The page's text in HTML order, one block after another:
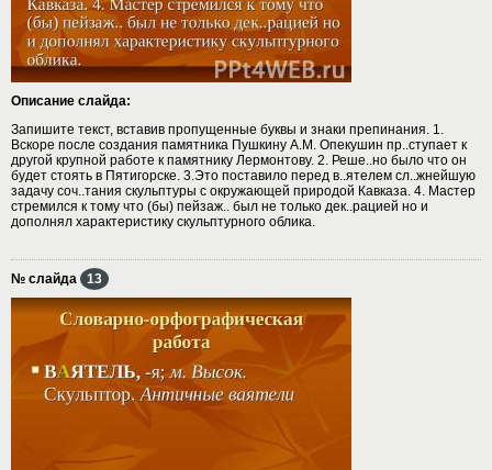
Описание слайда:
Запишите текст, вставив пропущенные буквы и знаки препинания. 1.
Вскоре после создания памятника Пушкину А.М. Опекушин пр..ступает к
другой крупной работе к памятнику Лермонтову. 2. Реше..но было что он
будет стоять в Пятигорске. 3.Это поставило перед в..ятелем сл..жнейшую
задачу соч..тания скульптуры с окружающей природой Кавказа. 4. Мастер
стремился к тому что (бы) пейзаж.. был не только дек..рацией но и
дополнял характеристику скульптурного облика.
№ слайда 13